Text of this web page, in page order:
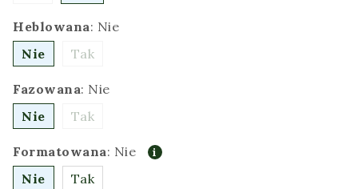
Heblowana: Nie
Nie
Tak
Fazowana: Nie
Nie
Tak
Formatowana: Nie
Nie
Tak